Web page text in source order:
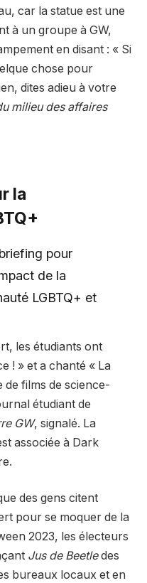
car la statue est une
à un groupe à GW,
en disant : « Si
chose pour
dites adieu à votre
milieu des affaires
la
pour
de la
LGBTQ+ et
les étudiants ont
! » et a chanté « La
de films de science-
étudiant de
GW, signalé. La
associée à Dark
des gens citent
pour se moquer de la
2023, les électeurs
Jus de Beetledes
bureaux locaux et en